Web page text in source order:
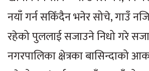
नयाँ गर्न सकिँदैन भनेर सोचे, गाउँ
रहेको पुललाई सजाउने निधो गरे
नगरपालिका क्षेत्रका बासिन्दाको